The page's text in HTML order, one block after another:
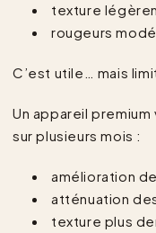
texture
rougeurs
C’est utile… mais
Un appareil
sur plusieurs mois :
amélioration
atténuation
texture plus